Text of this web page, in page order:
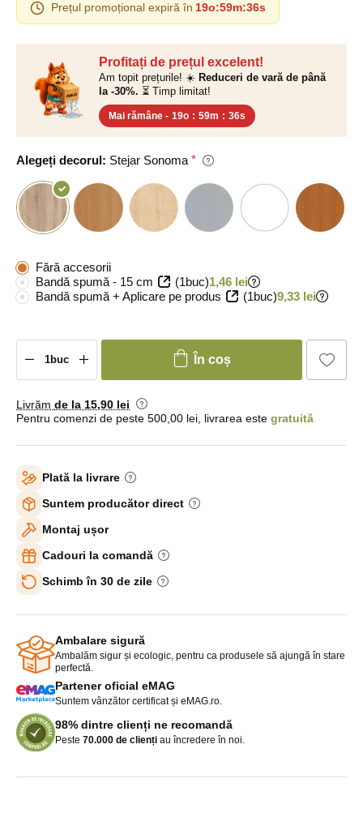
Profitați de prețul excelent!
Am topit prețurile! ☀️ Reduceri de vară de până
la -30%. ⏳ Timp limitat!
Mai rămâne - 19o : 59m : 35s
Alegeți decorul: Stejar Sonoma
Prețul promoțional expiră în 19o:59m:35s
Fără accesorii
Bandă spumă - 15 cm
(1buc)1,46 lei
Bandă spumă + Aplicare pe produs
(1buc)9,33 lei
În coș
Livrăm de la 15,90 lei
Pentru comenzi de peste 500,00 lei, livrarea este gratuită
Plată la livrare
Suntem producător direct
Montaj ușor
Cadouri la comandă
Schimb în 30 de zile
Ambalare sigură
Ambalăm sigur și ecologic, pentru ca produsele să ajungă în stare
perfectă.
Partener oficial eMAG
Suntem vânzător certificat și eMAG.ro.
98% dintre clienți ne recomandă
Peste 70.000 de clienți au încredere în noi.